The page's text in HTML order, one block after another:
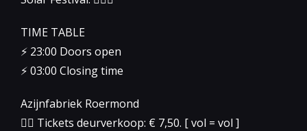
TIME TABLE
⚡️ 23:00 Doors open
⚡️ 03:00 Closing time
Azijnfabriek Roermond
👉🏻 Tickets deurverkoop: € 7,50. [ vol = vol ]